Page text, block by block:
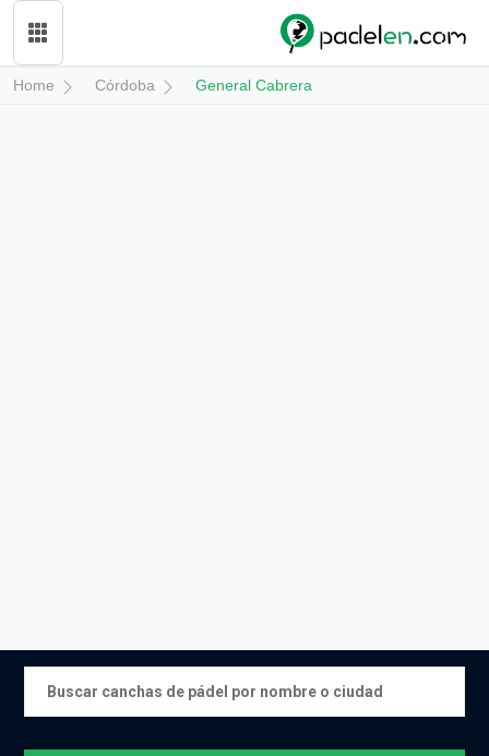
Home Córdoba General Cabrera